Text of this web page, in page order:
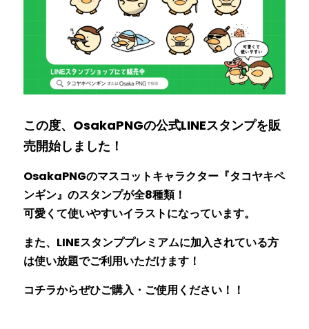
この度、OsakaPNGの公式LINEスタンプを販
売開始しました！
OsakaPNGのマスコットキャラクター『タコヤキペ
ンギン』のスタンプが全8種類！
可愛くて使いやすいイラストになっています。
また、LINEスタンププレミアムに加入されている方
は使い放題でご利用いただけます！
コチラからぜひご購入・ご使用ください！！